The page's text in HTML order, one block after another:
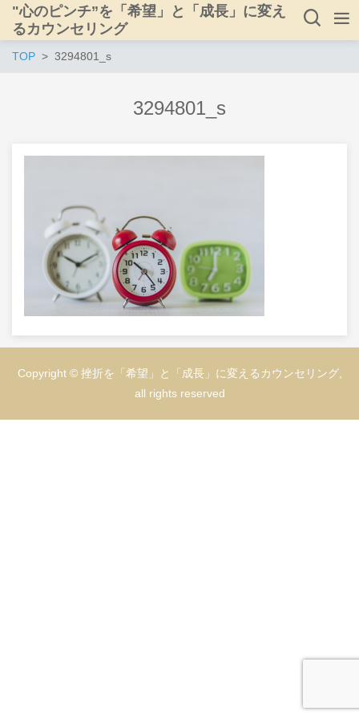
"心のピンチ”を「希望」と「成長」に変え
るカウンセリング
TOP 3294801_s
3294801_s
Copyright © 挫折を「希望」と「成長」に変えるカウンセリング,
all rights reserved